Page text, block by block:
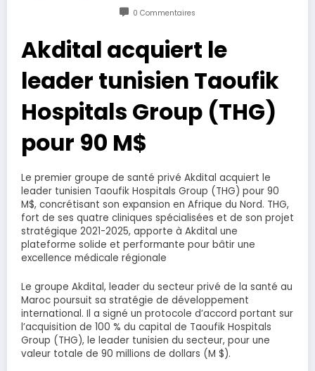
0 Commentaires
Akdital acquiert le
leader tunisien Taoufik
Hospitals Group (THG)
pour 90 M$
Le premier groupe de santé privé Akdital acquiert le
leader tunisien Taoufik Hospitals Group (THG) pour 90
M$, concrétisant son expansion en Afrique du Nord. THG,
fort de ses quatre cliniques spécialisées et de son projet
stratégique 2021-2025, apporte à Akdital une
plateforme solide et performante pour bâtir une
excellence médicale régionale
Le groupe Akdital, leader du secteur privé de la santé au
Maroc poursuit sa stratégie de développement
international. Il a signé un protocole d’accord portant sur
l’acquisition de 100 % du capital de Taoufik Hospitals
Group (THG), le leader tunisien du secteur, pour une
valeur totale de 90 millions de dollars (M $).